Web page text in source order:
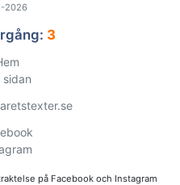
2026
3
sidan
på Facebook och Instagram